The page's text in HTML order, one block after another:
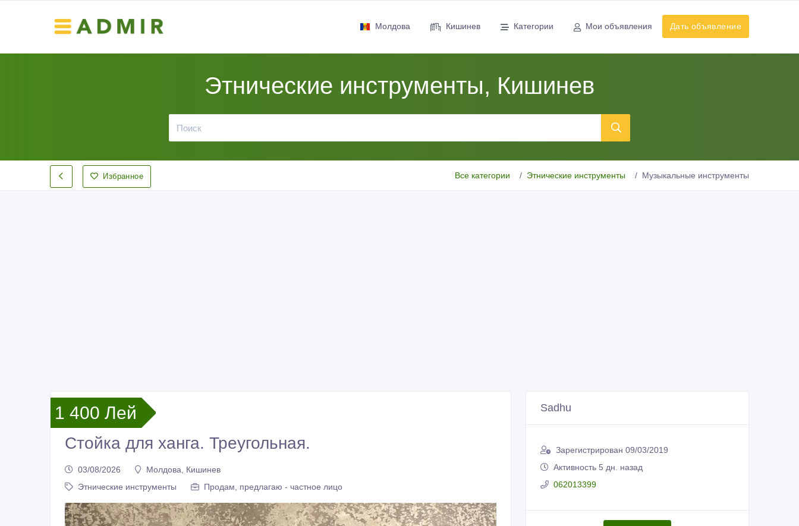
Молдова Кишинев Категории Мои объявления Дать объявление
Этнические инструменты, Кишинев
Избранное Все категории Этнические инструменты Музыкальные инструменты
1 400 Лей
Стойка для ханга. Треугольная.
03/08/2026
Молдова, Кишинев
Этнические инструменты
Продам, предлагаю - частное лицо
Sadhu
Зарегистрирован 09/03/2019
Активность 5 дн. назад
062013399